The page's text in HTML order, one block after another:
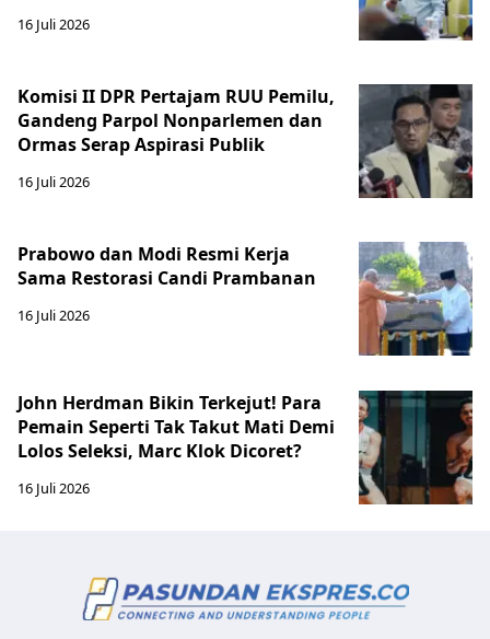
16 Juli 2026
Komisi II DPR Pertajam RUU Pemilu,
Gandeng Parpol Nonparlemen dan
Ormas Serap Aspirasi Publik
16 Juli 2026
Prabowo dan Modi Resmi Kerja
Sama Restorasi Candi Prambanan
16 Juli 2026
John Herdman Bikin Terkejut! Para
Pemain Seperti Tak Takut Mati Demi
Lolos Seleksi, Marc Klok Dicoret?
16 Juli 2026